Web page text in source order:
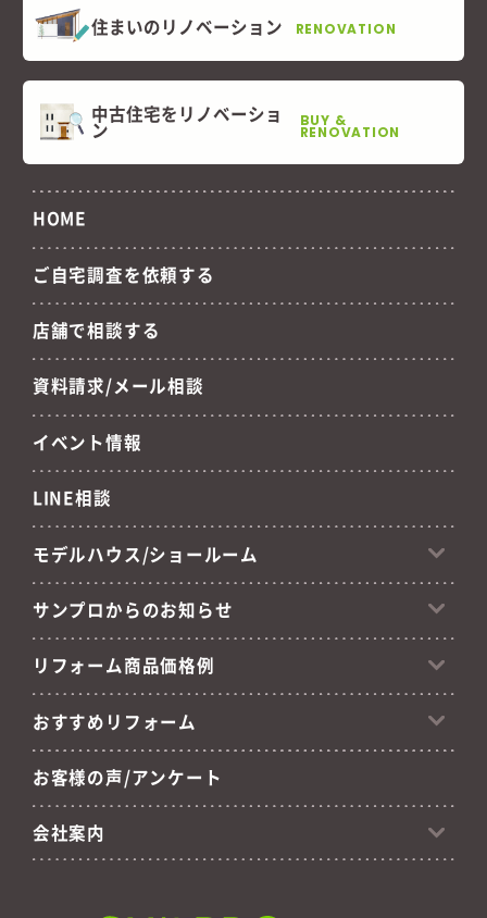
住まいのリノベーション RENOVATION
中古住宅をリノベーショ
ン BUY &
RENOVATION
HOME
ご自宅調査を依頼する
店舗で相談する
資料請求/メール相談
イベント情報
LINE相談
モデルハウス/ショールーム
サンプロからのお知らせ
リフォーム商品価格例
おすすめリフォーム
お客様の声/アンケート
会社案内